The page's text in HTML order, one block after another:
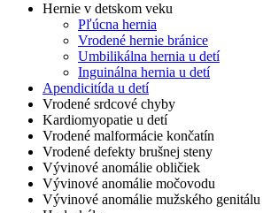
Hernie v detskom veku
Pľúcna hernia
Vrodené hernie bránice
Umbilikálna hernia u detí
Inguinálna hernia u detí
Apendicitída u detí
Vrodené srdcové chyby
Kardiomyopatie u detí
Vrodené malformácie končatín
Vrodené defekty brušnej steny
Vývinové anomálie obličiek
Vývinové anomálie močovodu
Vývinové anomálie mužského genitálu